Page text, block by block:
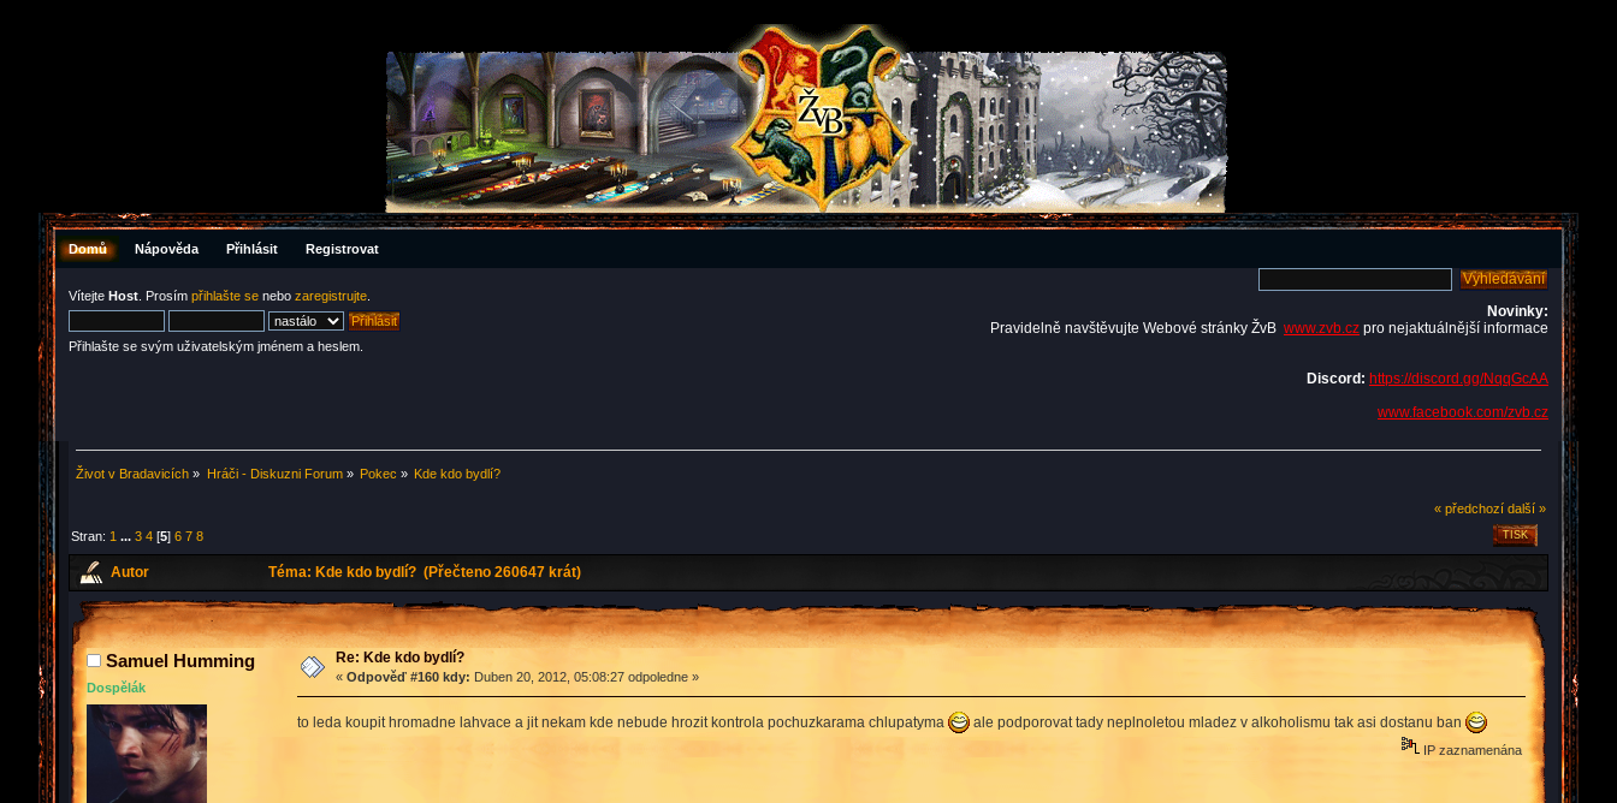
Domů Nápověda Přihlásit Registrovat
Vítejte Host . Prosím přihlašte se nebo zaregistrujte
Přihlašte se svým uživatelským jménem a heslem.
Novinky:
Pravidelně navštěvujte Webové stránky ŽvB www.zvb.cz pro nejaktuálnější informace
Discord: https://discord.gg/NqqGcAA
www.facebook.com/zvb.cz
Život v Bradavicích » Hráči - Diskuzni Forum» Pokec » Kde kdo bydlí?
« předchozí další »
TISK
Stran: 1 ...3 4 [5]6 7 8
Autor Téma: Kde kdo bydlí? (Přečteno 260647 krát)
Samuel Humming
Dospělák
Re: Kde kdo bydlí?
« Odpověď #160 kdy: Duben 20, 2012, 05:08:27 odpoledne »
to leda koupit hromadne lahvace a jit nekam kde nebude hrozit kontrola pochuzkarama chlupatyma ale podporovat tady neplnoletou mladez v alkoholismu tak asi dostanu ban
IP zaznamenána